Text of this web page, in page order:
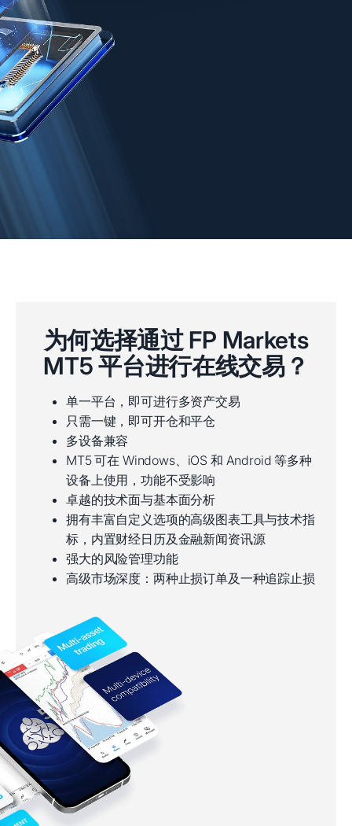
为何选择通过 FP Markets
MT5 平台进行在线交易？
单一平台，即可进行多资产交易
只需一键，即可开仓和平仓
多设备兼容
MT5 可在 Windows、iOS 和 Android 等多种
设备上使用，功能不受影响
卓越的技术面与基本面分析
拥有丰富自定义选项的高级图表工具与技术指
标，内置财经日历及金融新闻资讯源
强大的风险管理功能
高级市场深度：两种止损订单及一种追踪止损